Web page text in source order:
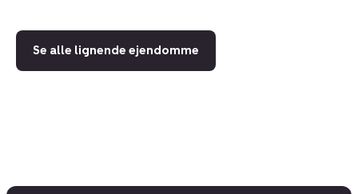
Se alle lignende ejendomme